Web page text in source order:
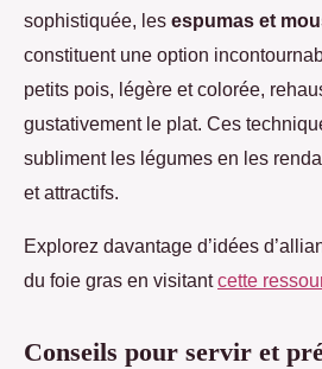
sophistiquée, les espumas et
constituent une option
petits pois, légère et colorée,
gustativement le plat. Ces
subliment les légumes en les
et attractifs.
Explorez davantage d’idées
du foie gras en visitantcette
Conseils pour servir et